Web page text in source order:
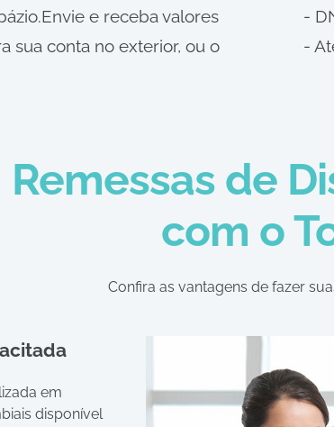
e receba valores
sua conta no exterior, ou o
-
-
Remessas de
com o
Confira as vantagens de fazer
em
disponível